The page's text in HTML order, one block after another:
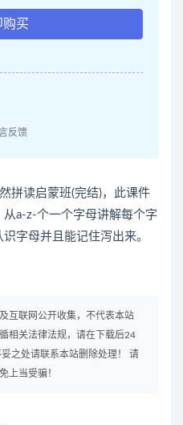
购买
反馈
拼读启蒙班(完结)，此课件
a-z-个一个字母讲解每个字
字母并且能记住泻出来。
互联网公开收集，不代表本站
相关法律法规，请在下载后24
之处请联系本站删除处理！ 请
上当受骗！